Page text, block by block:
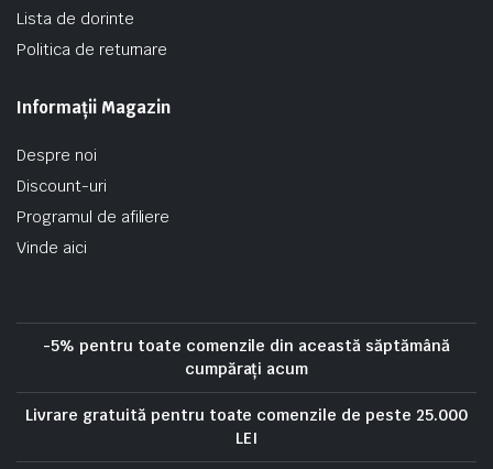
Lista de dorinte
Politica de returnare
Informații Magazin
Despre noi
Discount-uri
Programul de afiliere
Vinde aici
-5% pentru toate comenzile din această săptămână
cumpărați acum
Livrare gratuită pentru toate comenzile de peste 25.000
LEI